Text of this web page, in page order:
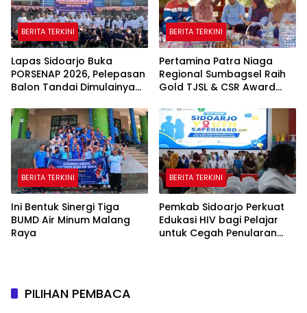
BERITA TERKINI
Lapas Sidoarjo Buka
PORSENAP 2026, Pelepasan
Balon Tandai Dimulainya
Warga Binaan
BERITA TERKINI
Pertamina Patra Niaga
Regional Sumbagsel Raih
Gold TJSL & CSR Award
Program Talang Berseri
BERITA TERKINI
Ini Bentuk Sinergi Tiga
BUMD Air Minum Malang
Raya
BERITA TERKINI
Pemkab Sidoarjo Perkuat
Edukasi HIV bagi Pelajar
untuk Cegah Penularan
PILIHAN PEMBACA